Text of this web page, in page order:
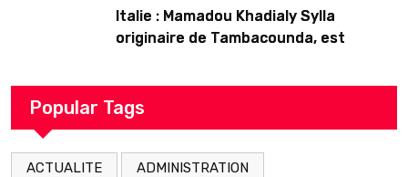
Italie : Mamadou Khadialy Sylla
originaire de Tambacounda, est
arrestation
Popular Tags
ACTUALITE ADMINISTRATION